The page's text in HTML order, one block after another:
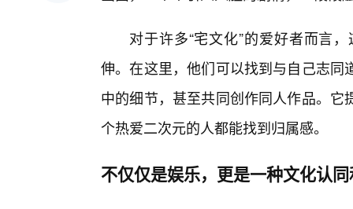
对于许多“宅文化”的爱好者而言
伸。在这里，他们可以找到与自己志
中的细节，甚至共同创作同人作品。
个热爱二次元的人都能找到归属感。
不仅仅是娱乐，更是一种文化认